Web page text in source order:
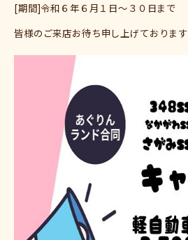
[期間]令和６年６月１日～３０日まで
皆様のご来店お待ち申し上げております